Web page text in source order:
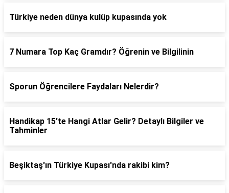
Türkiye neden dünya kulüp kupasında yok
7 Numara Top Kaç Gramdır? Öğrenin ve Bilgilinin
Sporun Öğrencilere Faydaları Nelerdir?
Handikap 15'te Hangi Atlar Gelir? Detaylı Bilgiler ve
Tahminler
Beşiktaş'ın Türkiye Kupası'nda rakibi kim?